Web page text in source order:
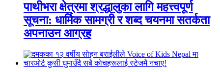
पाथीभरा क्षेत्रमा श्रद्धालुका लागि महत्त्वपूर्ण
सूचना: धार्मिक सामग्री र शब्द चयनमा सतर्कता
अपनाउन आग्रह